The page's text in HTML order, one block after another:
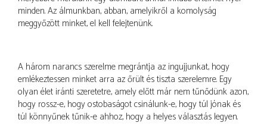
minden. Az álmunkban, abban, amelyikről a komolyság
meggyőzött minket, el kell felejtenünk.
A három narancs szerelme megrántja az ingujjunkat, hogy
emlékeztessen minket arra az őrült és tiszta szerelemre. Egy
olyan élet iránti szeretetre, amely előtt már nem tűnődünk azon,
hogy rossz-e, hogy ostobaságot csinálunk-e, hogy túl jónak és
túl könnyűnek tűnik-e ahhoz, hogy a helyes választás legyen.